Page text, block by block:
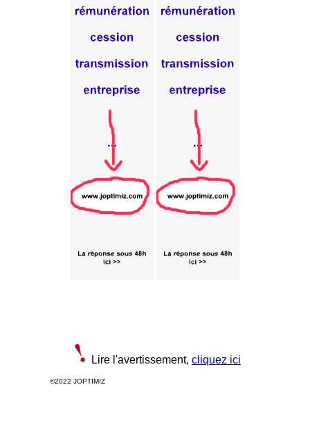
Lire l'avertissement, cliquez ici
©2022 JOPTIMIZ